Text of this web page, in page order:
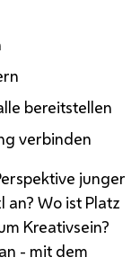
bereitstellen
verbinden
junger
an? Wo ist Platz
Kreativsein?
- mit dem